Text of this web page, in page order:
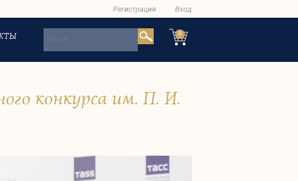
0
Регистрация Вход
конкурса им. П. И.